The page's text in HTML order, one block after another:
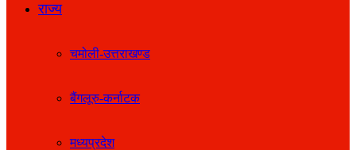
राज्य
चमोली-उत्तराखण्ड
बैंगलूरु-कर्नाटक
मध्यप्रदेश